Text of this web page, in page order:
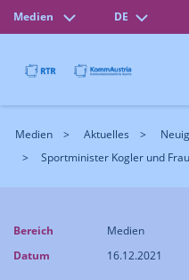
Medien DE
Medien Aktuelles
Sportminister Kogler und
Bereich
Medien
Datum
16.12.2021